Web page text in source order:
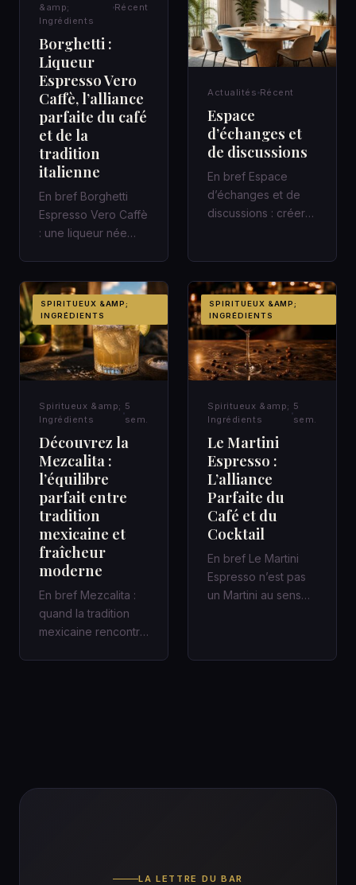
&amp;
Ingrédients
Récent
Borghetti :
Liqueur
Espresso Vero
Caffè, l’alliance
parfaite du café
et de la
tradition
italienne
En bref Borghetti
Espresso Vero Caffè
: une liqueur née
un c…
Actualités Récent
Espace
d’échanges et
de discussions
En bref Espace
d’échanges et de
discussions : créer
SPIRITUEUX &AMP;
INGRÉDIENTS
Spiritueux &amp;
Ingrédients
5
sem.
Découvrez la
Mezcalita :
l’équilibre
parfait entre
tradition
mexicaine et
fraîcheur
moderne
En bref Mezcalita :
quand la tradition
mexicaine rencontre
SPIRITUEUX &AMP;
INGRÉDIENTS
Spiritueux &amp;
Ingrédients
5
sem.
Le Martini
Espresso :
L’alliance
Parfaite du
Café et du
Cocktail
En bref Le Martini
Espresso n’est pas
un Martini au sens
LA LETTRE DU BAR